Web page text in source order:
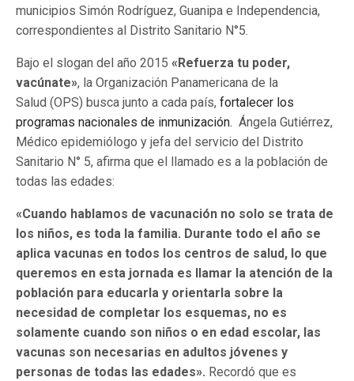
municipios Simón Rodríguez, Guanipa e Independencia,
correspondientes al Distrito Sanitario N°5.
Bajo el slogan del año 2015 «Refuerza tu poder,
vacúnate», la Organización Panamericana de la
Salud (OPS) busca junto a cada país, fortalecer los
programas nacionales de inmunización. Ángela Gutiérrez,
Médico epidemiólogo y jefa del servicio del Distrito
Sanitario N° 5, afirma que el llamado es a la población de
todas las edades:
«Cuando hablamos de vacunación no solo se trata de
los niños, es toda la familia. Durante todo el año se
aplica vacunas en todos los centros de salud, lo que
queremos en esta jornada es llamar la atención de la
población para educarla y orientarla sobre la
necesidad de completar los esquemas, no es
solamente cuando son niños o en edad escolar, las
vacunas son necesarias en adultos jóvenes y
personas de todas las edades». Recordó que es